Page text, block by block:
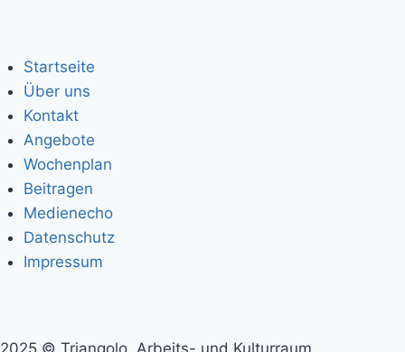
Startseite
Über uns
Kontakt
Angebote
Wochenplan
Beitragen
Medienecho
Datenschutz
Impressum
2025 © Triangolo, Arbeits- und Kulturraum